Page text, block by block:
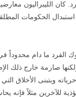
كان الليبراليون
استبدال الحكومات
الفرد ما دام
صارمة خارج ذلك
ويتبنى الأخلاق التي
للآخرين مثلاً فإنه